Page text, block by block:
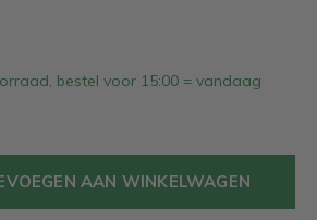
bestel voor 15:00 = vandaag
AAN WINKELWAGEN